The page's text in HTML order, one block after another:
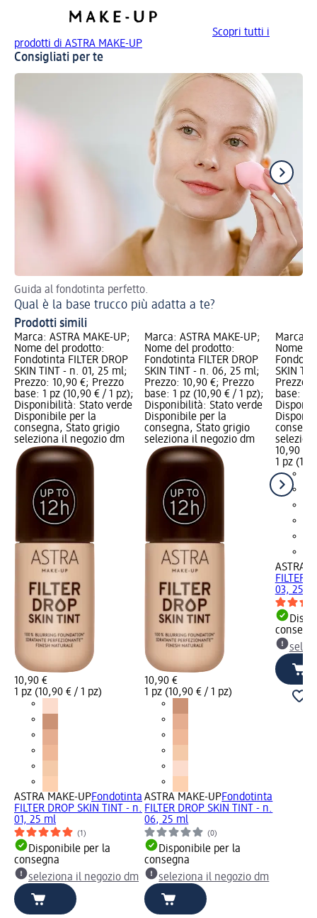
Scopri tutti i
prodotti di ASTRA MAKE-UP
Consigliati per te
Guida al fondotinta perfetto.
Qual è la base trucco più adatta a te?
Prodotti simili
Marca: ASTRA MAKE-UP;
Nome del prodotto:
Fondotinta FILTER DROP
SKIN TINT - n. 01, 25 ml;
Prezzo: 10,90 €; Prezzo
base: 1 pz (10,90 € / 1 pz);
Disponibilità: Stato verde
Disponibile per la
consegna, Stato grigio
seleziona il negozio dm
10,90 €
1 pz (10,90 € / 1 pz)
ASTRA MAKE-UPFondotinta
FILTER DROP SKIN TINT - n.
01, 25 ml
(1)
Disponibile per la
consegna
seleziona il negozio dm
Marca: ASTRA MAKE-UP;
Nome del prodotto:
Fondotinta FILTER DROP
SKIN TINT - n. 06, 25 ml;
Prezzo: 10,90 €; Prezzo
base: 1 pz (10,90 € / 1 pz);
Disponibilità: Stato verde
Disponibile per la
consegna, Stato grigio
seleziona il negozio dm
10,90 €
1 pz (10,90 € / 1 pz)
ASTRA MAKE-UPFondotinta
FILTER DROP SKIN TINT - n.
06, 25 ml
(0)
Disponibile per la
consegna
seleziona il negozio dm
Marca:
Nome
SKIN
Prezzo:
base: 1
10,90 €
1 pz
ASTRA
FILTER
03, 25